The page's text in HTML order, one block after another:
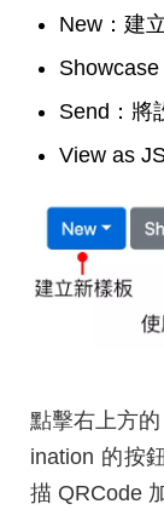
New：建
Showcase
Send：將
View as
點擊右上方
ination 的按
描 QRCode